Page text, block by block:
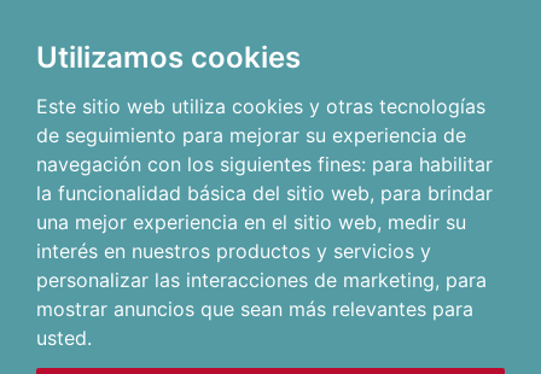
Utilizamos cookies
Este sitio web utiliza cookies y otras tecnologías
de seguimiento para mejorar su experiencia de
navegación con los siguientes fines: para habilitar
la funcionalidad básica del sitio web, para brindar
una mejor experiencia en el sitio web, medir su
interés en nuestros productos y servicios y
personalizar las interacciones de marketing, para
mostrar anuncios que sean más relevantes para
usted.